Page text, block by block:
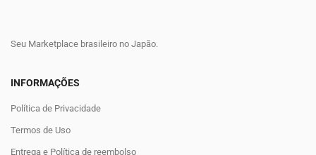
Seu Marketplace brasileiro no Japão.
INFORMAÇÕES
Política de Privacidade
Termos de Uso
Entrega e Política de reembolso